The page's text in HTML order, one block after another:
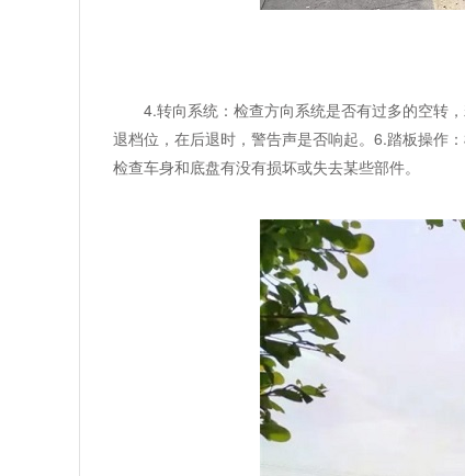
4.转向系统：检查方向系统是否有过多的空转
退档位，在后退时，警告声是否响起。6.踏板操作
检查车身和底盘有没有损坏或失去某些部件。